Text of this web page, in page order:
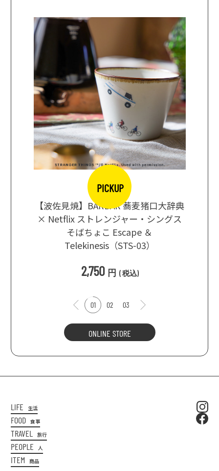
PICKUP
【波佐見焼】BARBAR 蕎麦猪口大辞典
× Netflix ストレンジャー・シングス
そばちょこ Escape ＆
Telekinesis（STS-03）
2,750 円 (税込)
01 02 03
ONLINE STORE
LIFE 生活
FOOD 食事
TRAVEL 旅行
PEOPLE 人
ITEM 商品